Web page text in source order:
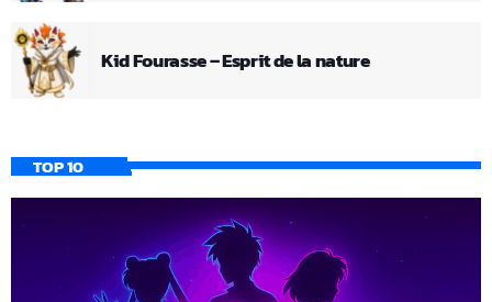
Kid Fourasse – Esprit de la nature
TOP 10